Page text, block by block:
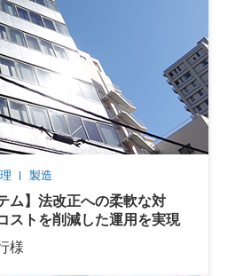
製造
ム】法改正への柔軟な対
ストを削減した運用を実現
様